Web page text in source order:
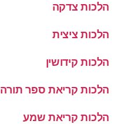
הלכות צדקה
הלכות ציצית
הלכות קידושין
הלכות קריאת ספר תורה
הלכות קריאת שמע